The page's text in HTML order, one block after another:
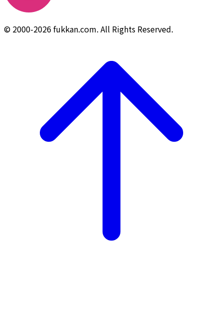
© 2000-2026 fukkan.com. All Rights Reserved.